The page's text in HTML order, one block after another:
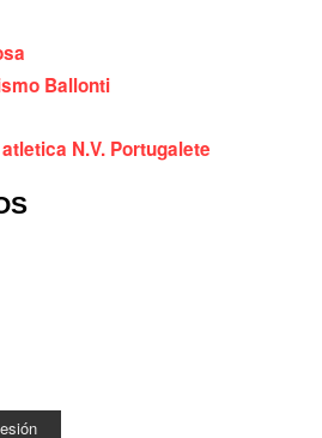
Ballonti
N.V. Portugalete